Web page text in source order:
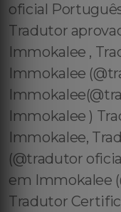
oficial
Tradutor
Immokalee ,
Immokalee
Immokalee )
Immokalee,
(@tradutor
em Immokalee
Tradutor